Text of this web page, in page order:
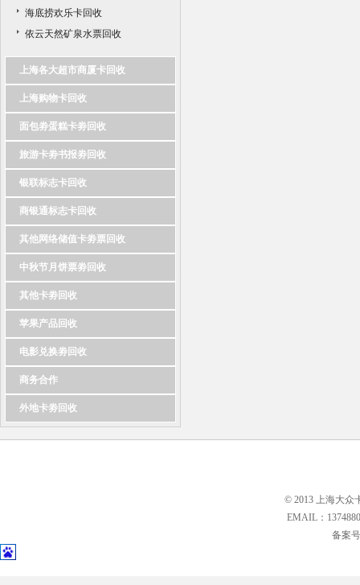
海底捞欢乐卡回收
依云天然矿泉水票回收
上海各大超市商厦卡回收
上海购物卡回收
面包劵蛋糕卡劵回收
旅游卡劵书报劵回收
银联标志卡回收
商银通标志卡回收
其他网络储值卡劵票回收
中秋节月饼票劵回收
其他卡劵回收
苹果产品回收
电影兑换劵回收
商务合作
外地卡劵回收
© 2013 上海大众
EMAIL：
备案